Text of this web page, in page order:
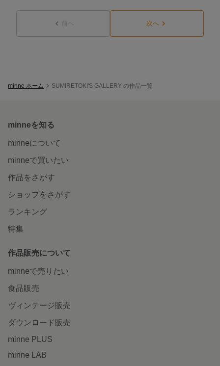
前へ 次へ
minne ホーム SUMIRETOKI'S GALLERY の作品一覧
minneを知る
minneについて
minneで買いたい
作品をさがす
ショップをさがす
ランキング
特集
作品販売について
minneで売りたい
食品販売
ヴィンテージ販売
ダウンロード販売
minne PLUS
minne LAB